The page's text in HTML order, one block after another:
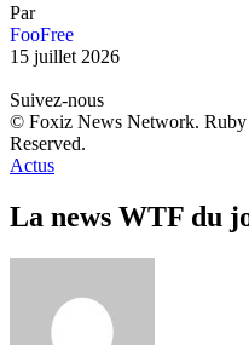
Par
FooFree
15 juillet 2026
Suivez-nous
© Foxiz News Network.
Reserved.
Actus
La news WTF du